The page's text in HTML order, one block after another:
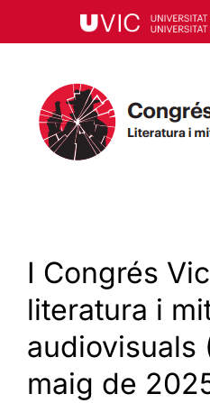
I Congrés
literatura i
audiovisuals
maig de